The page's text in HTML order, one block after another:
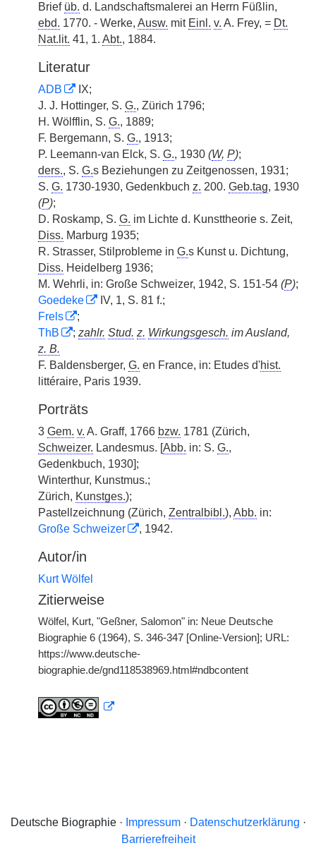
Brief üb. d. Landschaftsmalerei an Herrn Füßlin,
ebd. 1770. - Werke, Ausw. mit Einl. v. A. Frey, = Dt.
Nat.lit. 41, 1. Abt., 1884.
Literatur
ADB
IX;
J. J. Hottinger, S. G., Zürich 1796;
H. Wölfflin, S. G., 1889;
F. Bergemann, S. G., 1913;
P. Leemann-van Elck, S. G., 1930 (W, P);
ders., S. G.s Beziehungen zu Zeitgenossen, 1931;
S. G. 1730-1930, Gedenkbuch z. 200. Geb.tag, 1930
(P);
D. Roskamp, S. G. im Lichte d. Kunsttheorie s. Zeit,
Diss. Marburg 1935;
R. Strasser, Stilprobleme in G.s Kunst u. Dichtung,
Diss. Heidelberg 1936;
M. Wehrli, in: Große Schweizer, 1942, S. 151-54 (P);
Goedeke
IV, 1, S. 81 f.;
Frels
;
ThB
; zahlr. Stud. z. Wirkungsgesch. im Ausland,
z. B.
F. Baldensberger, G. en France, in: Etudes d'hist.
littéraire, Paris 1939.
Porträts
3 Gem. v. A. Graff, 1766 bzw. 1781 (Zürich,
Schweizer. Landesmus. [Abb. in: S. G.,
Gedenkbuch, 1930];
Winterthur, Kunstmus.;
Zürich, Kunstges.);
Pastellzeichnung (Zürich, Zentralbibl.), Abb. in:
Große Schweizer
, 1942.
Autor/in
Kurt Wölfel
Zitierweise
Wölfel, Kurt, "Geßner, Salomon" in: Neue Deutsche
Biographie 6 (1964), S. 346-347 [Online-Version]; URL:
https://www.deutsche-
biographie.de/gnd118538969.html#ndbcontent
Deutsche Biographie · Impressum· Datenschutzerklärung ·
Barrierefreiheit